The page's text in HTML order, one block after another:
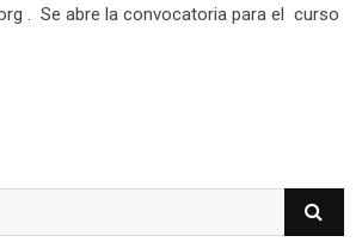
. Se abre la convocatoria para el curso